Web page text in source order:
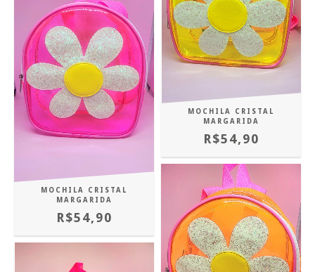
MOCHILA CRISTAL
MARGARIDA
R$54,90
MOCHILA CRISTAL
MARGARIDA
R$54,90